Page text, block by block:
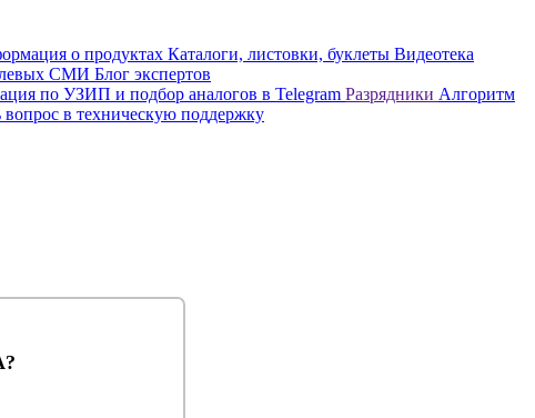
о продуктах Каталоги, листовки, буклеты Видеотека
СМИ Блог экспертов
по УЗИП и подбор аналогов в Telegram Разрядники Алгоритм
вопрос в техническую поддержку